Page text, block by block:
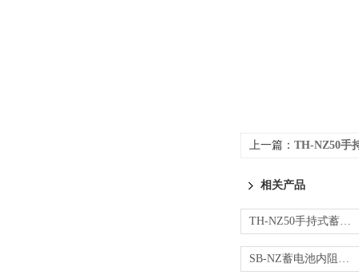
上一篇： TH-NZ50手
相关产品
TH-NZ50手持式蓄电池内阻测试仪
SB-NZ蓄电池内阻测试仪